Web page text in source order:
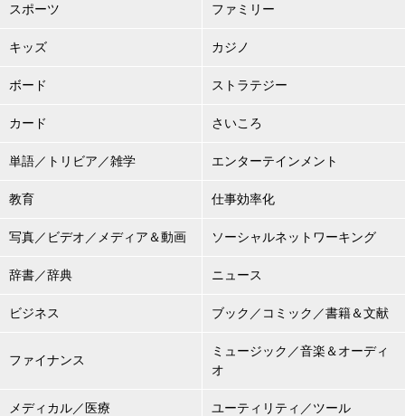
スポーツ ファミリー
キッズ カジノ
ボード ストラテジー
カード さいころ
単語／トリビア／雑学 エンターテインメント
教育 仕事効率化
写真／ビデオ／メディア＆動画 ソーシャルネットワーキング
辞書／辞典 ニュース
ビジネス ブック／コミック／書籍＆文献
ファイナンス
ミュージック／音楽＆オーディ
オ
メディカル／医療 ユーティリティ／ツール